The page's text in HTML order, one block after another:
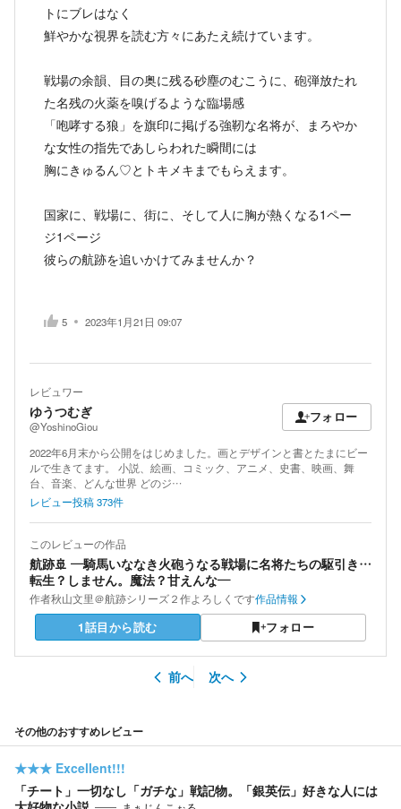
トにブレはなく
鮮やかな視界を読む方々にあたえ続けています。
戦場の余韻、目の奥に残る砂塵のむこうに、砲弾放たれ
た名残の火薬を嗅げるような臨場感
「咆哮する狼」を旗印に掲げる強靭な名将が、まろやか
な女性の指先であしらわれた瞬間には
胸にきゅるん♡とトキメキまでもらえます。
国家に、戦場に、街に、そして人に胸が熱くなる1ペー
ジ1ページ
彼らの航跡を追いかけてみませんか？
5 2023年1月21日 09:07
レビュワー
ゆうつむぎ
@YoshinoGiou
フォロー
2022年6月末から公開をはじめました。画とデザインと書とたまにビー
ルで生きてます。 小説、絵画、コミック、アニメ、史書、映画、舞
台、音楽、どんな世界 どのジ…
レビュー投稿373件
このレビューの作品
航跡🚢 ―騎馬いななき火砲うなる戦場に名将たちの駆引き…
転生？しません。魔法？甘えんな―
作者秋山文里＠航跡シリーズ２作よろしくです作品情報
1話目から読む フォロー
前へ 次へ
その他のおすすめレビュー
★★★ Excellent!!!
「チート」一切なし「ガチな」戦記物。「銀英伝」好きな人には